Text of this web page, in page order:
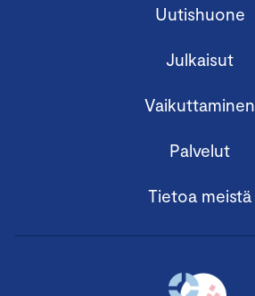
Uutishuone
Julkaisut
Vaikuttaminen
Palvelut
Tietoa meistä